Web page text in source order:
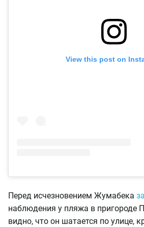
View this post on
Перед исчезновением Жумабека
наблюдения у пляжа в пригороде
видно, что он шатается по улице,